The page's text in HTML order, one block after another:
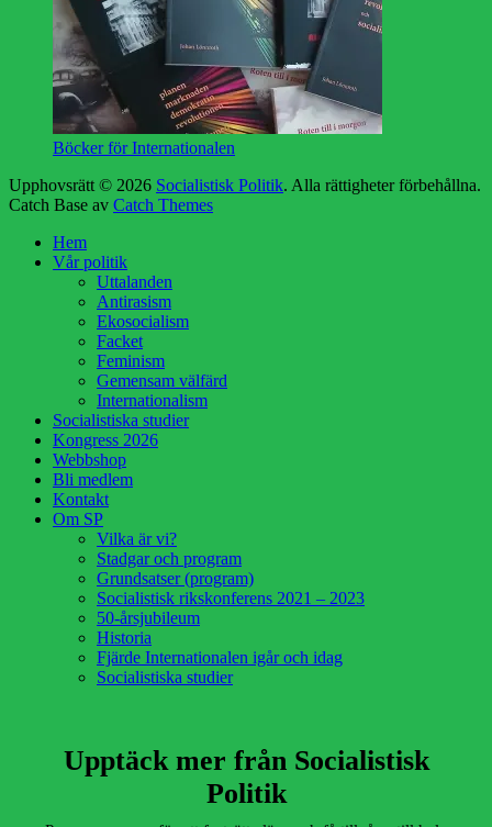
Böcker för Internationalen
Upphovsrätt © 2026 Socialistisk Politik. Alla rättigheter förbehållna.
Catch Base av Catch Themes
Hem
Vår politik
Uttalanden
Antirasism
Ekosocialism
Facket
Feminism
Gemensam välfärd
Internationalism
Socialistiska studier
Kongress 2026
Webbshop
Bli medlem
Kontakt
Om SP
Vilka är vi?
Stadgar och program
Grundsatser (program)
Socialistisk rikskonferens 2021 – 2023
50-årsjubileum
Historia
Fjärde Internationalen igår och idag
Socialistiska studier
Upptäck mer från Socialistisk
Politik